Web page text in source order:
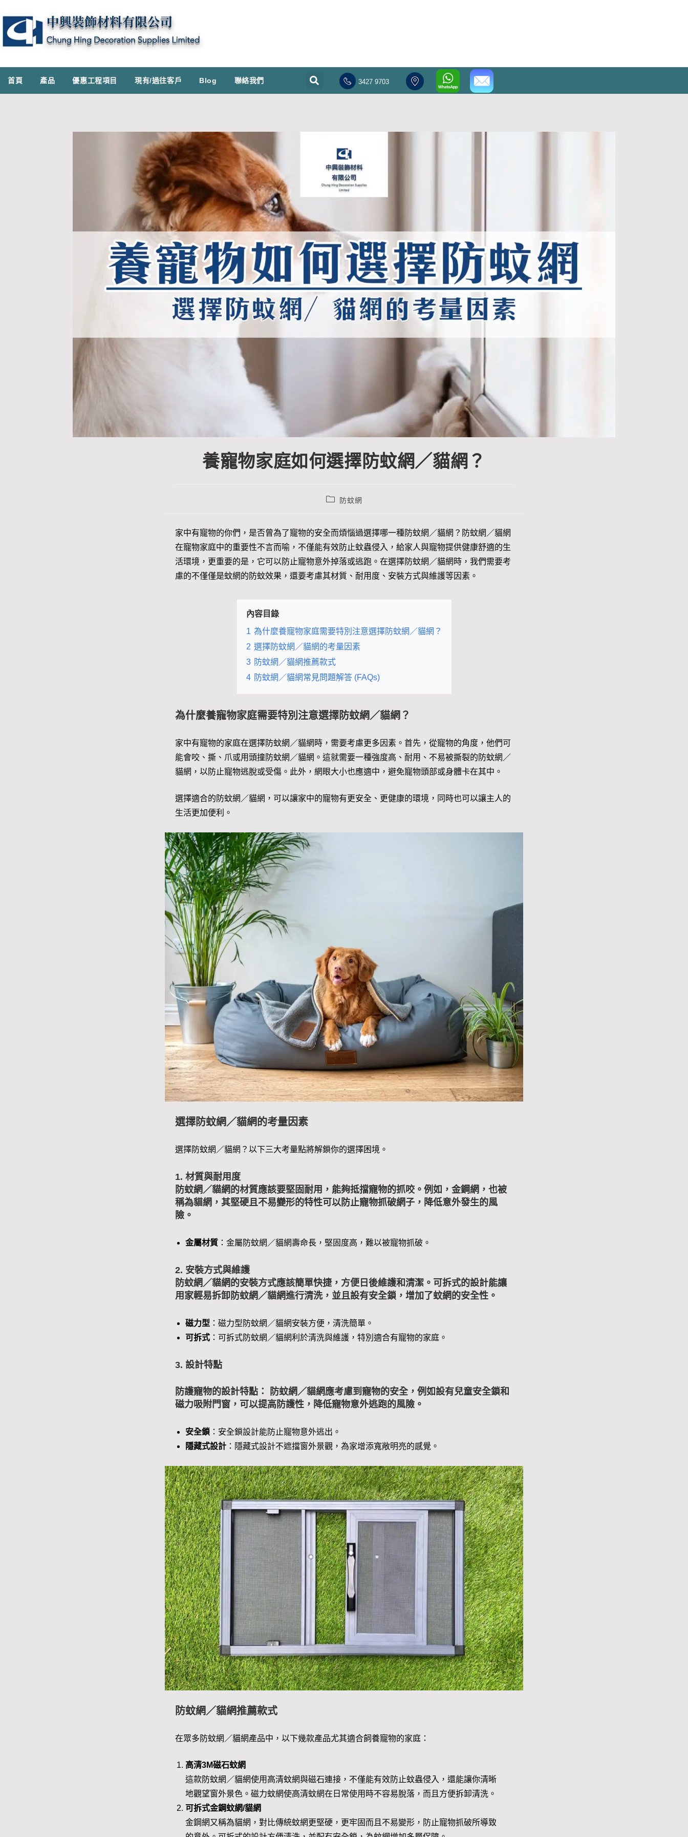
首頁 產品 優惠工程項目 現有/過往客戶 Blog 聯絡我們 3427 9703
養寵物家庭如何選擇防蚊網／貓網？
防蚊網
家中有寵物的你們，是否曾為了寵物的安全而煩惱過選擇哪一種防蚊網／貓網？防蚊網／貓網
在寵物家庭中的重要性不言而喻，不僅能有效防止蚊蟲侵入，給家人與寵物提供健康舒適的生
活環境，更重要的是，它可以防止寵物意外掉落或逃跑。在選擇防蚊網／貓網時，我們需要考
慮的不僅僅是蚊網的防蚊效果，還要考慮其材質、耐用度、安裝方式與維護等因素。
內容目錄
1 為什麼養寵物家庭需要特別注意選擇防蚊網／貓網？
2 選擇防蚊網／貓網的考量因素
3 防蚊網／貓網推薦款式
4 防蚊網／貓網常見問題解答 (FAQs)
為什麼養寵物家庭需要特別注意選擇防蚊網／貓網？
家中有寵物的家庭在選擇防蚊網／貓網時，需要考慮更多因素。首先，從寵物的角度，他們可
能會咬、撕、爪或用頭撞防蚊網／貓網。這就需要一種強度高、耐用、不易被撕裂的防蚊網／
貓網，以防止寵物逃脫或受傷。此外，網眼大小也應適中，避免寵物頭部或身體卡在其中。
選擇適合的防蚊網／貓網，可以讓家中的寵物有更安全、更健康的環境，同時也可以讓主人的
生活更加便利。
選擇防蚊網／貓網的考量因素
選擇防蚊網／貓網？以下三大考量點將解鎖你的選擇困境。
1. 材質與耐用度
防蚊網／貓網的材質應該要堅固耐用，能夠抵擋寵物的抓咬。例如，金鋼網，也被
稱為貓網，其堅硬且不易變形的特性可以防止寵物抓破網子，降低意外發生的風
險。
金屬材質 ：金屬防蚊網／貓網壽命長，堅固度高，難以被寵物抓破。
2. 安裝方式與維護
防蚊網／貓網的安裝方式應該簡單快捷，方便日後維護和清潔。可拆式的設計能讓
用家輕易拆卸防蚊網／貓網進行清洗，並且設有安全鎖，增加了蚊網的安全性。
磁力型 ：磁力型防蚊網／貓網安裝方便，清洗簡單。
可拆式 ：可拆式防蚊網／貓網利於清洗與維護，特別適合有寵物的家庭。
3. 設計特點
防護寵物的設計特點： 防蚊網／貓網應考慮到寵物的安全，例如設有兒童安全鎖和
磁力吸附門窗，可以提高防護性，降低寵物意外逃跑的風險。
安全鎖 ：安全鎖設計能防止寵物意外逃出。
隱藏式設計 ：隱藏式設計不遮擋窗外景觀，為家增添寬敞明亮的感覺。
防蚊網／貓網推薦款式
在眾多防蚊網／貓網產品中，以下幾款產品尤其適合飼養寵物的家庭：
高清3M磁石蚊網
這款防蚊網／貓網使用高清蚊網與磁石連接，不僅能有效防止蚊蟲侵入，還能讓你清晰
地觀望窗外景色。磁力蚊網使高清蚊網在日常使用時不容易脫落，而且方便拆卸清洗。
可拆式金鋼蚊網/貓網
金鋼網又稱為貓網，對比傳統蚊網更堅硬，更牢固而且不易變形，防止寵物抓破所導致